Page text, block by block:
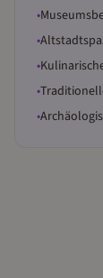
•
•
•
•
•